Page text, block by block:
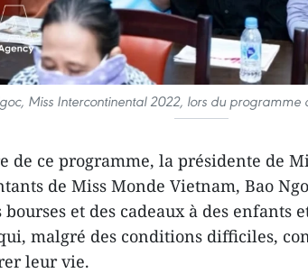
Miss Intercontinental 2022, lors du programme
de ce programme, la présidente de
de Miss Monde Vietnam, Bao
et des cadeaux à des enfants
malgré des conditions difficiles,
leur vie.